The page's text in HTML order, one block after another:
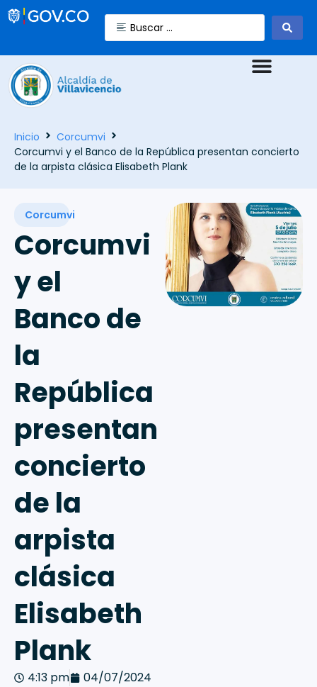
Inicio
Corcumvi
Corcumvi y el Banco de la República presentan concierto
de la arpista clásica Elisabeth Plank
Corcumvi
Corcumvi
y el
Banco de
la
República
presentan
concierto
de la
arpista
clásica
Elisabeth
Plank
4:13 pm 04/07/2024